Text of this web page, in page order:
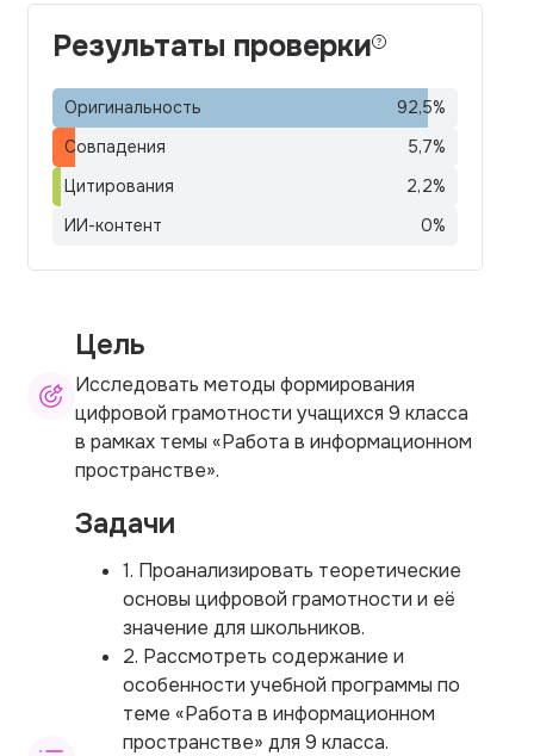
Результаты проверки
Оригинальность 92,5%
Совпадения
5,7%
Цитирования
2,2%
ИИ-контент
0%
Цель
Исследовать методы формирования
цифровой грамотности учащихся 9 класса
в рамках темы «Работа в информационном
пространстве».
Задачи
1. Проанализировать теоретические
основы цифровой грамотности и её
значение для школьников.
2. Рассмотреть содержание и
особенности учебной программы по
теме «Работа в информационном
пространстве» для 9 класса.